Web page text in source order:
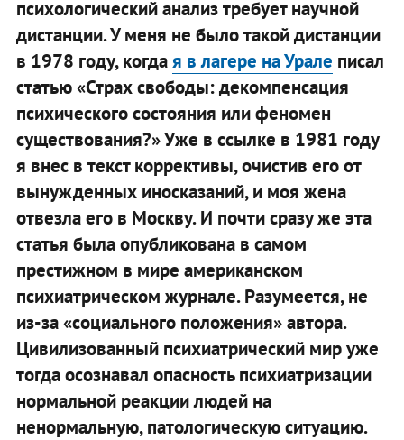
психологический анализ требует научной
дистанции. У меня не было такой дистанции
в 1978 году, когдая в лагере на Урале писал
статью «Страх свободы: декомпенсация
психического состояния или феномен
существования?» Уже в ссылке в 1981 году
я внес в текст коррективы, очистив его от
вынужденных иносказаний, и моя жена
отвезла его в Москву. И почти сразу же эта
статья была опубликована в самом
престижном в мире американском
психиатрическом журнале. Разумеется, не
из-за «социального положения» автора.
Цивилизованный психиатрический мир уже
тогда осознавал опасность психиатризации
нормальной реакции людей на
ненормальную, патологическую ситуацию.